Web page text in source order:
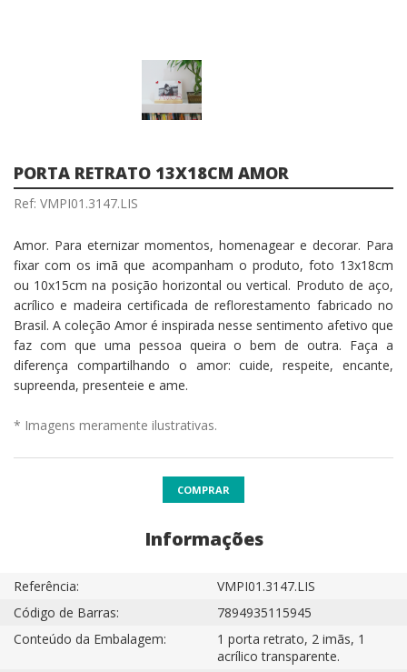
PORTA RETRATO 13X18CM AMOR
Ref: VMPI01.3147.LIS
Amor. Para eternizar momentos, homenagear e decorar. Para
fixar com os imã que acompanham o produto, foto 13x18cm
ou 10x15cm na posição horizontal ou vertical. Produto de aço,
acrílico e madeira certificada de reflorestamento fabricado no
Brasil. A coleção Amor é inspirada nesse sentimento afetivo que
faz com que uma pessoa queira o bem de outra. Faça a
diferença compartilhando o amor: cuide, respeite, encante,
supreenda, presenteie e ame.
* Imagens meramente ilustrativas.
COMPRAR
Informações
Referência:
VMPI01.3147.LIS
Código de Barras:
7894935115945
Conteúdo da Embalagem:
1 porta retrato, 2 imãs, 1
acrílico transparente.